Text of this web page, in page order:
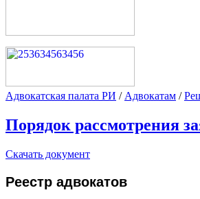
Адвокатская палата РИ / Адвокатам /
Порядок рассмотрения
Скачать документ
Реестр адвокатов